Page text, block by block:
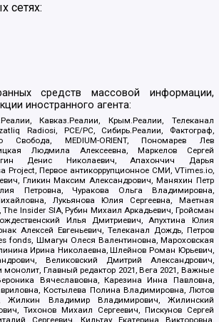
сетях:
средств массовой информации,
иностранного агента:
Кавказ.Реалии, Крым.Реалии, Телеканал
Radiosi, PCE/PC, Сибирь.Реалии, Фактограф,
Свобода, MEDIUM-ORIENT, Пономарев Лев
Людмила Алексеевна, Маркелов Сергей
Денис Николаевич, Апахончич Дарья
Project, Первое антикоррупционное СМИ, VTimes.io,
Гликин Максим Александрович, Маняхин Петр
Петровна, Чуракова Ольга Владимировна,
Лукьянова Юлия Сергеевна, Маетная
The Insider SIA, Рубин Михаил Аркадьевич, Гройсман
Илья Дмитриевич, Апухтина Юлия
Алексей Евгеньевич, Телеканал Дождь, Петров
fonds, Шмагун Олеся Валентиновна, Мароховская
Ирина Николаевна, Шлейнов Роман Юрьевич,
Великовский Дмитрий Александрович,
монолит, Главный редактор 2021, Вега 2021, Важные
Вячеславовна, Карезина Инна Павловна,
Костылева Полина Владимировна, Лютов
Жилкин Владимир Владимирович, Жилинский
Тихонов Михаил Сергеевич, Пискунов Сергей
Сергеевич, Кильтау Екатерина Викторовна,